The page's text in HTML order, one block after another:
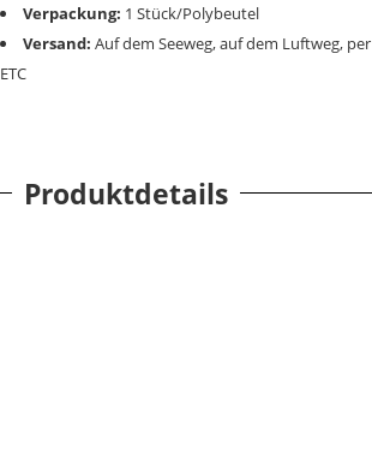
Verpackung: 1 Stück/Polybeutel
Versand: Auf dem Seeweg, auf dem Luftweg,
ETC
Produktdetails